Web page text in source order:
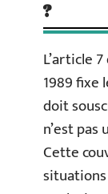
?
L’article
1989 fixe
doit
n’est
Cette